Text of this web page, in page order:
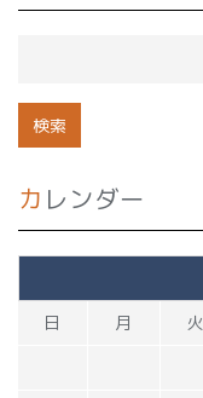
カレンダー
日
月 火